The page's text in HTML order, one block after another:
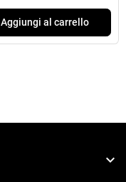
Aggiungi al carrello
